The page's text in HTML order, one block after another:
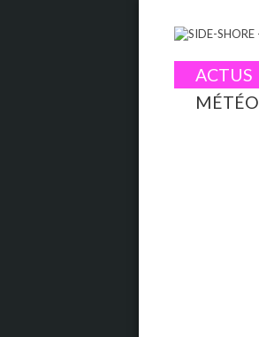
ACTUS
MÉTÉO